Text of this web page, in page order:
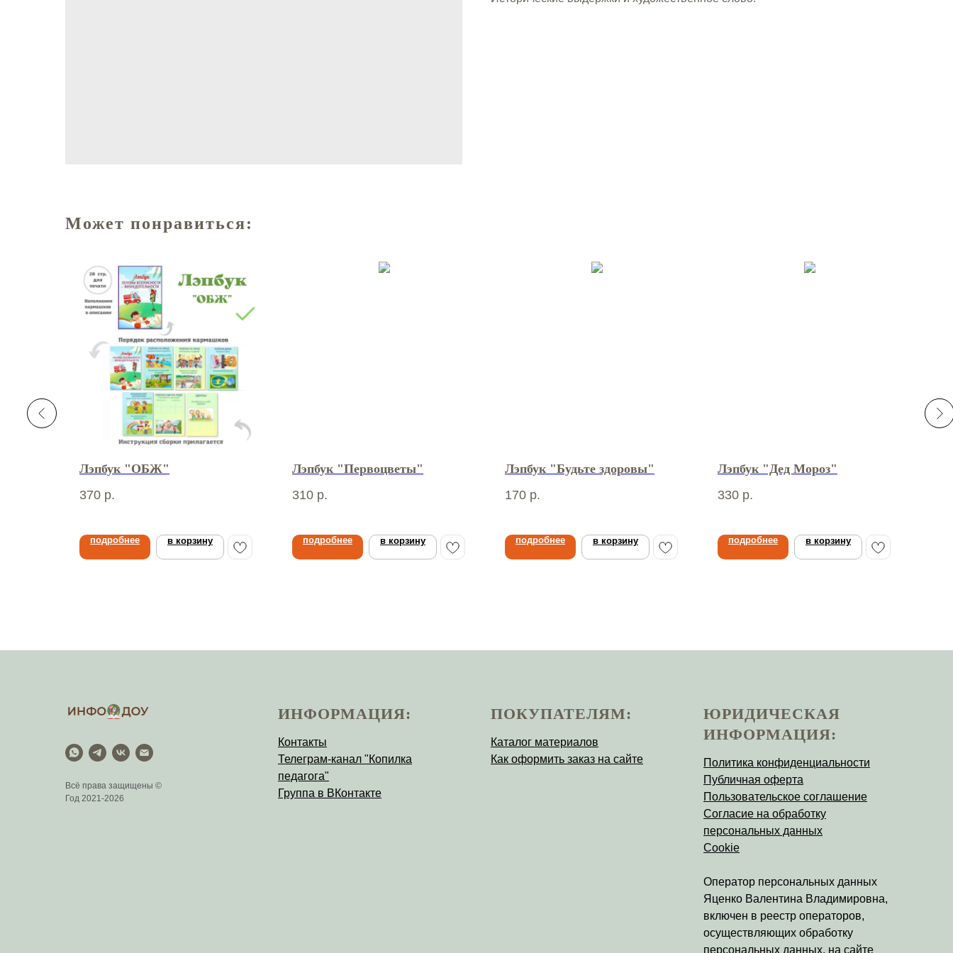
Может понравиться:
Лэпбук "ОБЖ"
370 р.
подробнее в корзину
Лэпбук "Первоцветы"
310 р.
подробнее в корзину
Лэпбук "Будьте здоровы"
170 р.
подробнее в корзину
Лэпбук "Дед Мороз"
330 р.
подробнее в корзину
Всё права защищены ©
Год 2021-2026
ИНФОРМАЦИЯ:
Контакты
Телеграм-канал "Копилка
педагога"
Группа в ВКонтакте
ПОКУПАТЕЛЯМ:
Каталог материалов
Как оформить заказ на сайте
ЮРИДИЧЕСКАЯ
ИНФОРМАЦИЯ:
Политика конфиденциальности
Публичная оферта
Пользовательское соглашение
Согласие на обработку
персональных данных
Cookie
Оператор персональных данных
Яценко Валентина Владимировна,
включен в реестр операторов,
осуществляющих обработку
персональных данных, на сайте